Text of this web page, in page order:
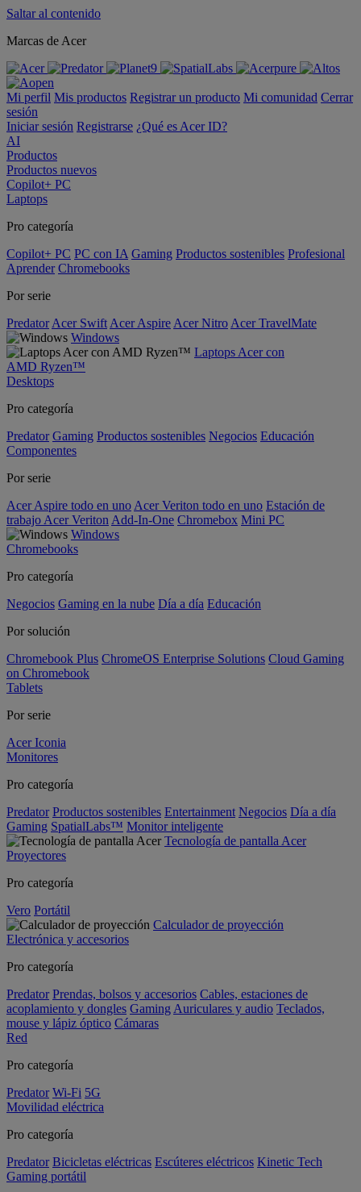
Saltar al contenido
Marcas de Acer
Mi perfil Mis productos Registrar un producto Mi comunidad Cerrar
sesión
Iniciar sesión Registrarse ¿Qué es Acer ID?
AI
Productos
Productos nuevos
Copilot+ PC
Laptops
Pro categoría
Copilot+ PC PC con IA Gaming Productos sostenibles Profesional
Aprender Chromebooks
Por serie
Predator Acer Swift Acer Aspire Acer Nitro Acer TravelMate
Windows
Laptops Acer con
AMD Ryzen™
Desktops
Pro categoría
Predator Gaming Productos sostenibles Negocios Educación
Componentes
Por serie
Acer Aspire todo en uno Acer Veriton todo en uno Estación de
trabajo Acer Veriton Add-In-One Chromebox Mini PC
Windows
Chromebooks
Pro categoría
Negocios Gaming en la nube Día a día Educación
Por solución
Chromebook Plus ChromeOS Enterprise Solutions Cloud Gaming
on Chromebook
Tablets
Por serie
Acer Iconia
Monitores
Pro categoría
Predator Productos sostenibles Entertainment Negocios Día a día
Gaming SpatialLabs™ Monitor inteligente
Tecnología de pantalla Acer
Proyectores
Pro categoría
Vero Portátil
Calculador de proyección
Electrónica y accesorios
Pro categoría
Predator Prendas, bolsos y accesorios Cables, estaciones de
acoplamiento y dongles Gaming Auriculares y audio Teclados,
mouse y lápiz óptico Cámaras
Red
Pro categoría
Predator Wi-Fi 5G
Movilidad eléctrica
Pro categoría
Predator Bicicletas eléctricas Escúteres eléctricos Kinetic Tech
Gaming portátil